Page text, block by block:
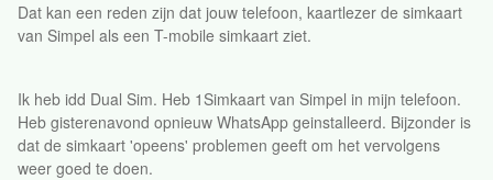
Dat kan een reden zijn dat jouw telefoon, kaartlezer de simkaart
van Simpel als een T-mobile simkaart ziet.
Ik heb idd Dual Sim. Heb 1Simkaart van Simpel in mijn telefoon.
Heb gisterenavond opnieuw WhatsApp geinstalleerd. Bijzonder is
dat de simkaart 'opeens' problemen geeft om het vervolgens
weer goed te doen.